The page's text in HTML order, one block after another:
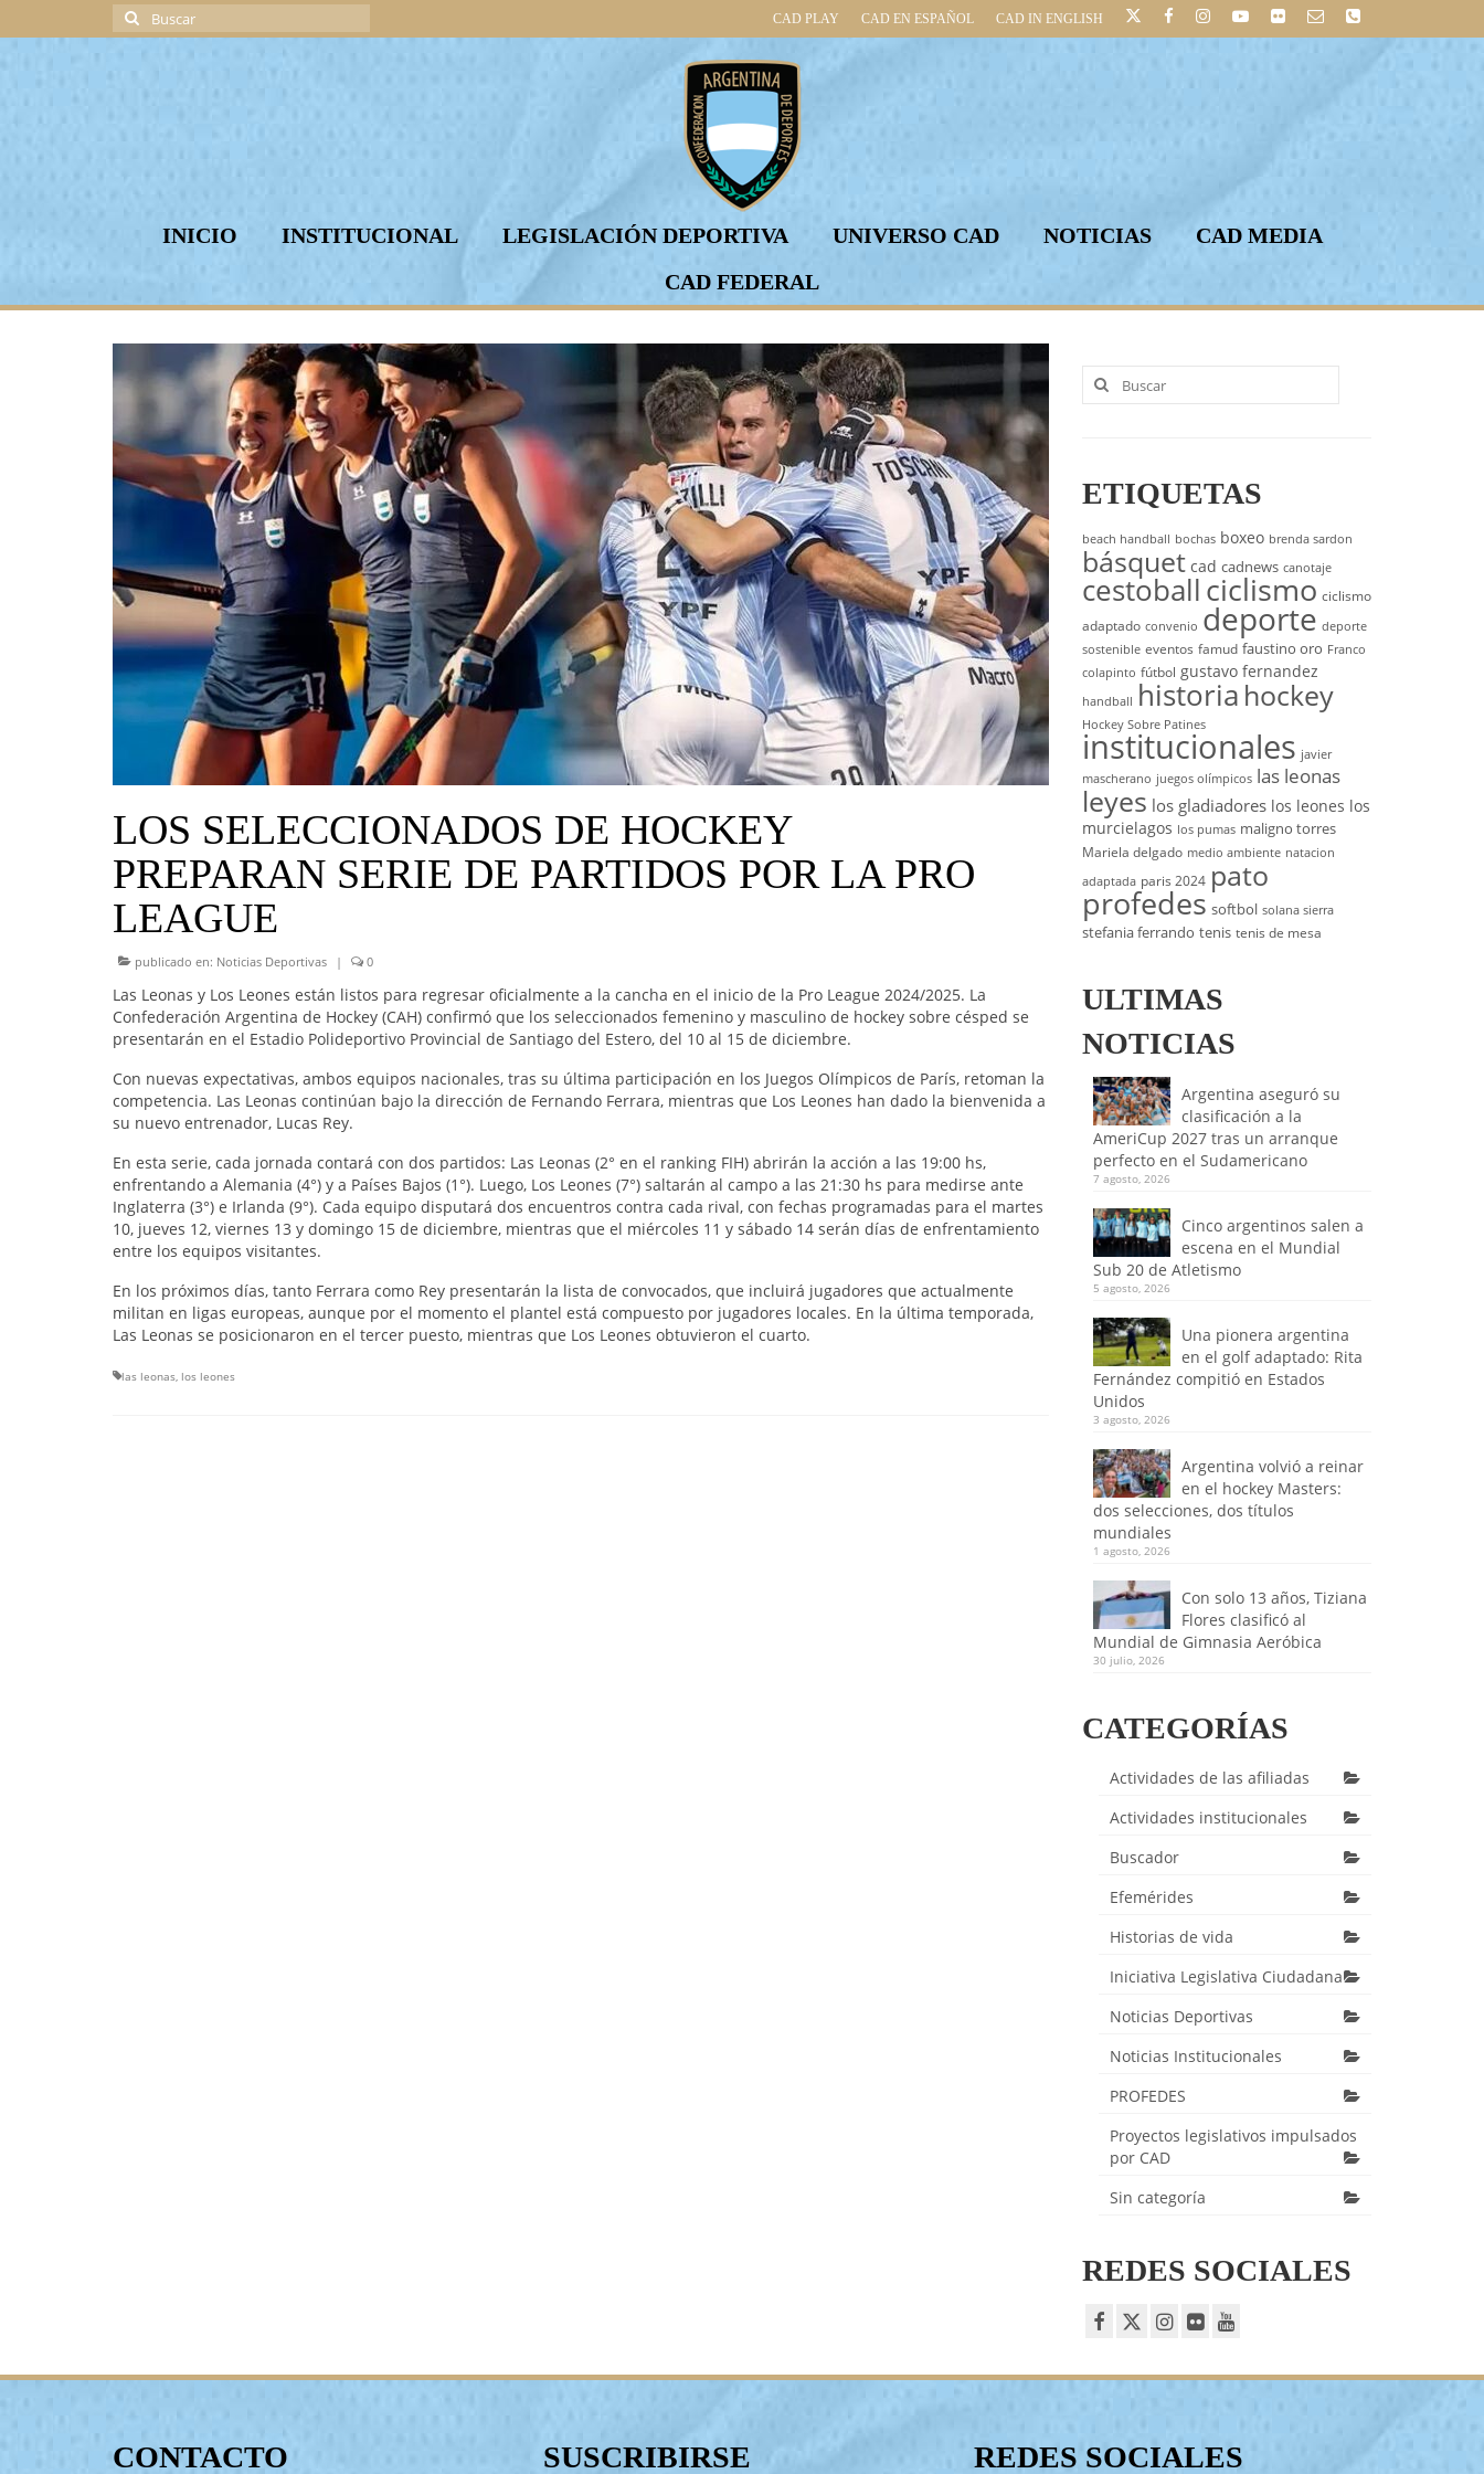
CAD PLAY CAD EN ESPAÑOL CAD IN ENGLISH
Buscar
por:
INICIO INSTITUCIONAL LEGISLACIÓN DEPORTIVA UNIVERSO CAD NOTICIAS
CAD MEDIA
CAD FEDERAL
LOS SELECCIONADOS DE HOCKEY
PREPARAN SERIE DE PARTIDOS POR LA PRO
LEAGUE
publicado en: Noticias Deportivas | 0
Las Leonas y Los Leones están listos para regresar oficialmente a la cancha en el inicio de la Pro League 2024/2025. La
Confederación Argentina de Hockey (CAH) confirmó que los seleccionados femenino y masculino de hockey sobre césped se
presentarán en el Estadio Polideportivo Provincial de Santiago del Estero, del 10 al 15 de diciembre.
Con nuevas expectativas, ambos equipos nacionales, tras su última participación en los Juegos Olímpicos de París, retoman la
competencia. Las Leonas continúan bajo la dirección de Fernando Ferrara, mientras que Los Leones han dado la bienvenida a
su nuevo entrenador, Lucas Rey.
En esta serie, cada jornada contará con dos partidos: Las Leonas (2° en el ranking FIH) abrirán la acción a las 19:00 hs,
enfrentando a Alemania (4°) y a Países Bajos (1°). Luego, Los Leones (7°) saltarán al campo a las 21:30 hs para medirse ante
Inglaterra (3°) e Irlanda (9°). Cada equipo disputará dos encuentros contra cada rival, con fechas programadas para el martes
10, jueves 12, viernes 13 y domingo 15 de diciembre, mientras que el miércoles 11 y sábado 14 serán días de enfrentamiento
entre los equipos visitantes.
En los próximos días, tanto Ferrara como Rey presentarán la lista de convocados, que incluirá jugadores que actualmente
militan en ligas europeas, aunque por el momento el plantel está compuesto por jugadores locales. En la última temporada,
Las Leonas se posicionaron en el tercer puesto, mientras que Los Leones obtuvieron el cuarto.
las leonas los leones
Buscar
por:
ETIQUETAS
beach handball bochas boxeo brenda sardon
básquet cad cadnews canotaje
cestoballciclismo ciclismo
adaptado convenio deporte deporte
sostenible eventos famud faustino oro Franco
colapinto fútbol gustavo fernandez
handball historia hockey
Hockey Sobre Patines
institucionales javier
mascherano juegos olímpicos las leonas
leyes los gladiadores los leones los
murcielagos los pumas maligno torres
Mariela delgado medio ambiente natacion
adaptada paris 2024 pato
profedes softbol solana sierra
stefania ferrando tenis tenis de mesa
ULTIMAS
NOTICIAS
Argentina aseguró su
clasificación a la
AmeriCup 2027 tras un arranque
perfecto en el Sudamericano
7 agosto, 2026
Cinco argentinos salen a
escena en el Mundial
Sub 20 de Atletismo
5 agosto, 2026
Una pionera argentina
en el golf adaptado: Rita
Fernández compitió en Estados
Unidos
3 agosto, 2026
Argentina volvió a reinar
en el hockey Masters:
dos selecciones, dos títulos
mundiales
1 agosto, 2026
Con solo 13 años, Tiziana
Flores clasificó al
Mundial de Gimnasia Aeróbica
30 julio, 2026
CATEGORÍAS
Actividades de las afiliadas
Actividades institucionales
Buscador
Efemérides
Historias de vida
Iniciativa Legislativa Ciudadana
Noticias Deportivas
Noticias Institucionales
PROFEDES
Proyectos legislativos impulsados
por CAD
Sin categoría
REDES SOCIALES
CONTACTO SUSCRIBIRSE REDES SOCIALES